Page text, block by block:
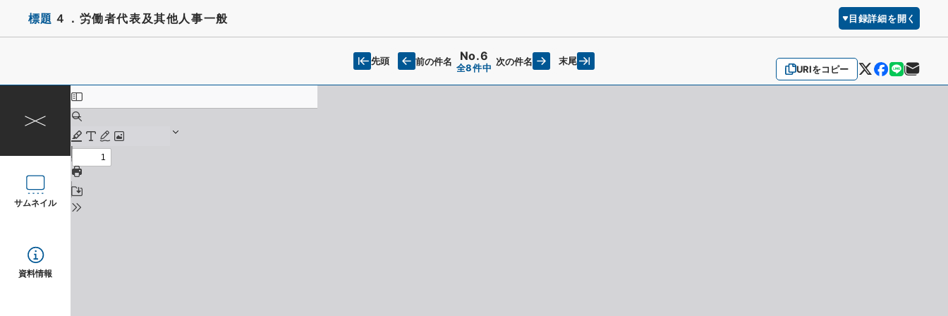
標題 ４．労働者代表及其他人事一般 目録詳細を開く
URIをコピー
先頭 前の件名 No.6
全8件中
次の件名 末尾
サムネイル
資料情報